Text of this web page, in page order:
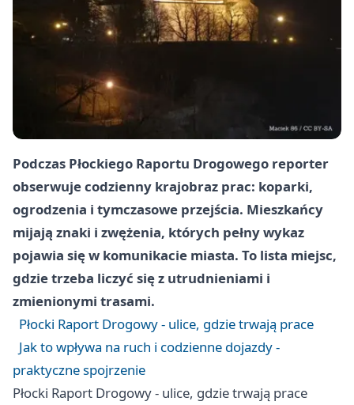
Podczas Płockiego Raportu Drogowego reporter
obserwuje codzienny krajobraz prac: koparki,
ogrodzenia i tymczasowe przejścia. Mieszkańcy
mijają znaki i zwężenia, których pełny wykaz
pojawia się w komunikacie miasta. To lista miejsc,
gdzie trzeba liczyć się z utrudnieniami i
zmienionymi trasami.
Płocki Raport Drogowy - ulice, gdzie trwają prace
Jak to wpływa na ruch i codzienne dojazdy -
praktyczne spojrzenie
Płocki Raport Drogowy - ulice, gdzie trwają prace